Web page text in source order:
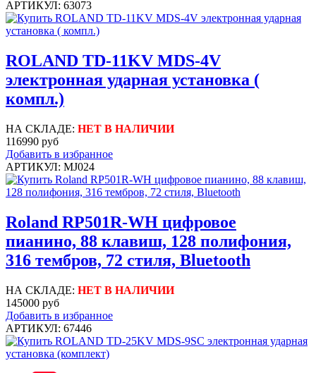
АРТИКУЛ: 63073
ROLAND TD-11KV MDS-4V
электронная ударная установка (
компл.)
НА СКЛАДЕ: НЕТ В НАЛИЧИИ
116990 руб
Добавить в избранное
АРТИКУЛ: MJ024
Roland RP501R-WH цифровое
пианино, 88 клавиш, 128 полифония,
316 тембров, 72 стиля, Bluetooth
НА СКЛАДЕ: НЕТ В НАЛИЧИИ
145000 руб
Добавить в избранное
АРТИКУЛ: 67446